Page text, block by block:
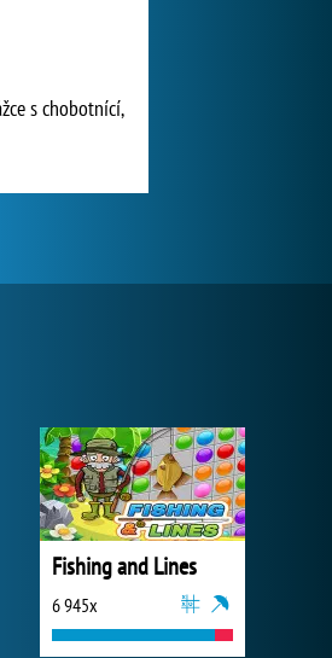
s chobotnící,
Fishing and Lines
6 945x